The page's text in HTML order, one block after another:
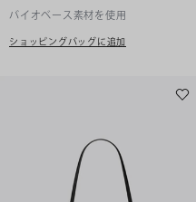
バイオベース素材を使用
ショッピングバッグに追加